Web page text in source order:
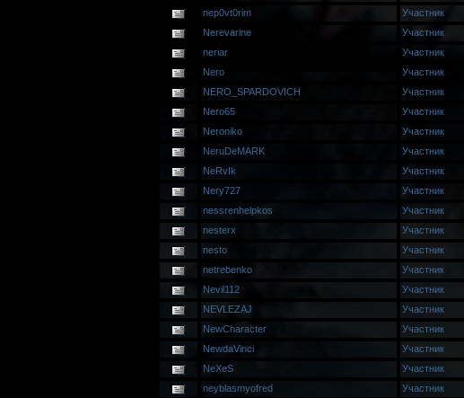
nep0vt0rim
Участник
Nerevarine
Участник
neriar
Участник
Nero
Участник
NERO_SPARDOVICH
Участник
Nero65
Участник
Neroniko
Участник
NeruDeMARK
Участник
NeRvIk
Участник
Nery727
Участник
nessrenhelpkos
Участник
nesterx
Участник
nesto
Участник
netrebenko
Участник
Nevil112
Участник
NEVLEZAJ
Участник
NewCharacter
Участник
NewdaVinci
Участник
NeXeS
Участник
neyblasmyofred
Участник